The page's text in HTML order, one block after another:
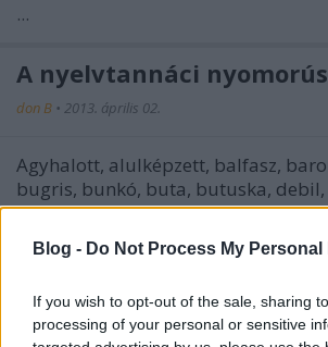
Blog - Do Not Process My
If you wish to opt-out of the sale, sharing
processing of your personal or sensitive
...
A nyelvtannáci
don B • 2013. április 02.
Agyhalott, alulképzett, balfasz,
bugris, bunkó, buta, butuska,
hülyegyerek, idióta, írni nem tudó,
don B•2012. november 30.